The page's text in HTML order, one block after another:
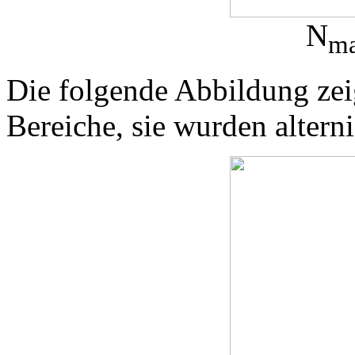
N
Die folgende Abbildung
Bereiche, sie wurden